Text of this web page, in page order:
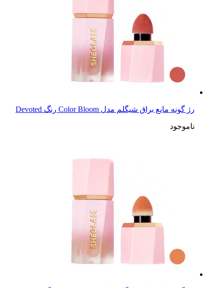
رژ گونه مایع براق شیگلم مدل Color Bloom رنگ Devoted
ناموجود